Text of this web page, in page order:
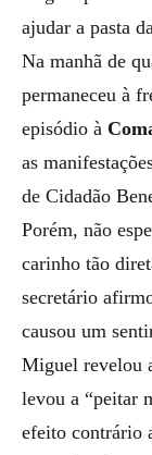
ajudar a pasta
Na manhã de
permaneceu à
episódio à
as
de Cidadão
Porém, não
carinho tão
secretário
causou um
Miguel revelou
levou a “peitar
efeito contrário